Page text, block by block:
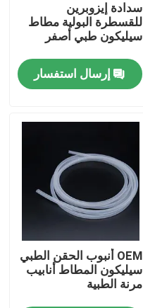
سدادة إيزوبرين
للقسطرة البولية مطاط
سيليكون طبي أصفر
إرسال استفسار
OEM أنبوب الحقن الطبي
سيليكون المطاط أنابيب
مرنة الطبية